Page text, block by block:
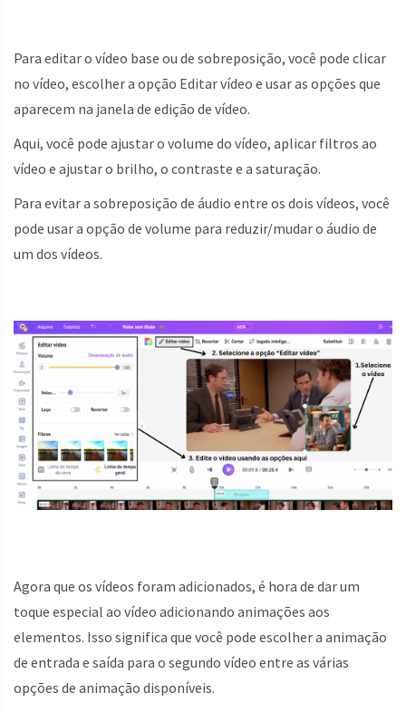
Para editar o vídeo base ou de sobreposição, você pode clicar
no vídeo, escolher a opção Editar vídeo e usar as opções que
aparecem na janela de edição de vídeo.
Aqui, você pode ajustar o volume do vídeo, aplicar filtros ao
vídeo e ajustar o brilho, o contraste e a saturação.
Para evitar a sobreposição de áudio entre os dois vídeos, você
pode usar a opção de volume para reduzir/mudar o áudio de
um dos vídeos.
Agora que os vídeos foram adicionados, é hora de dar um
toque especial ao vídeo adicionando animações aos
elementos. Isso significa que você pode escolher a animação
de entrada e saída para o segundo vídeo entre as várias
opções de animação disponíveis.